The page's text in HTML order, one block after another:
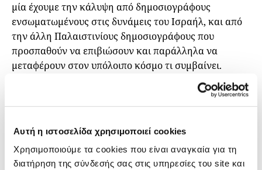
Αυτή η ιστοσελίδα χρησιμοποιεί cookies
Χρησιμοποιούμε τα cookies που είναι αναγκαία για τη
διατήρηση της σύνδεσής σας στις υπηρεσίες του site και
μία έχουμε την κάλυψη από δημοσιογράφους
ενσωματωμένους στις δυνάμεις του Ισραήλ, και από
την άλλη Παλαιστινίους δημοσιογράφους που
προσπαθούν να επιβιώσουν και παράλληλα να
μεταφέρουν στον υπόλοιπο κόσμο τι συμβαίνει.
To iMEdD συνομίλησε με τη βραβευμένη Παλαιστίνια
δημοσιογράφο Σουρούκ Άσαντ, μεταξύ άλλων
Δημοσιογράφων, για τις συνθήκες που επικρατούν
στη Γάζα και το πώς επιβιώνουν οι εγκλωβισμένοι
επαγγελματίες του Τύπου. Της ζητήσαμε να σχολιάσει